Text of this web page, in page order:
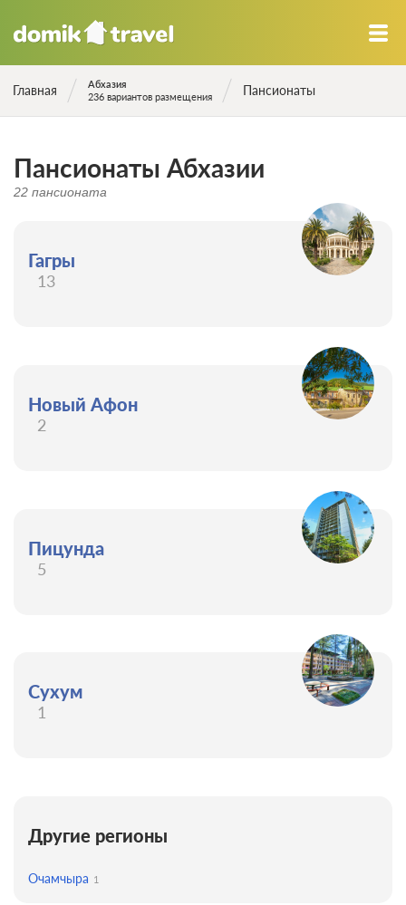
Главная
Абхазия
236 вариантов размещения
Пансионаты
Пансионаты Абхазии
22 пансионата
Гагры
13
Новый Афон
2
Пицунда
5
Сухум
1
Другие регионы
Очамчыра 1